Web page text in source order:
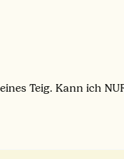
Teig. Kann ich